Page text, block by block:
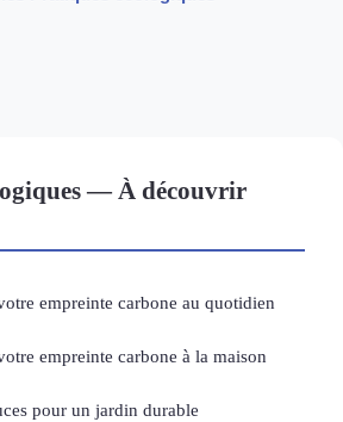
— À découvrir
empreinte carbone au quotidien
empreinte carbone à la maison
pour un jardin durable